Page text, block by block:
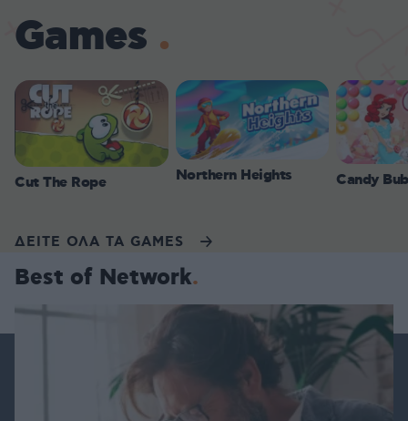
Games
Cut The Rope Northern Heights Candy
ΔΕΙΤΕ ΟΛΑ ΤΑ GAMES
Best of Network